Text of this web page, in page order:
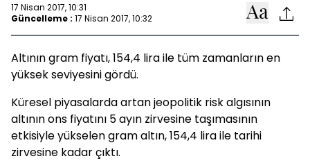
17 Nisan 2017, 10:31
Güncelleme : 17 Nisan 2017, 10:32
Altının gram fiyatı, 154,4 lira ile tüm zamanların en
yüksek seviyesini gördü.
Küresel piyasalarda artan jeopolitik risk algısının
altının ons fiyatını 5 ayın zirvesine taşımasının
etkisiyle yükselen gram altın, 154,4 lira ile tarihi
zirvesine kadar çıktı.